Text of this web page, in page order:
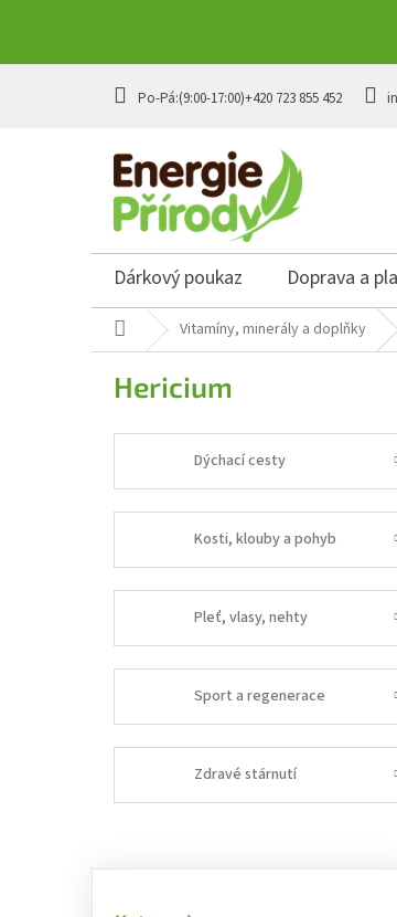
+420 723 855 452
Dárkový poukaz Doprava a
Domů Vitamíny, minerály a doplňky
Hericium
Dýchací cesty
Kosti, klouby a pohyb
Pleť, vlasy, nehty
Sport a regenerace
Zdravé stárnutí